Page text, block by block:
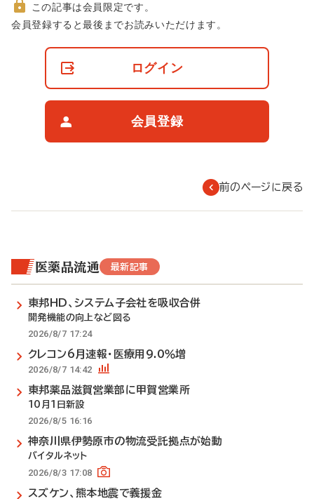
非
この記事は会員限定です。
会員登録すると最後までお読みいただけます。
ログイン
会員登録
前のページに戻る
医薬品流通 最新記事
東邦HD、システム子会社を吸収合併
開発機能の向上など図る
2026/8/7 17:24
クレコン6月速報・医療用9.0％増
2026/8/7 14:42
東邦薬品滋賀営業部に甲賀営業所
10月1日新設
2026/8/5 16:16
神奈川県伊勢原市の物流受託拠点が始動
バイタルネット
2026/8/3 17:08
スズケン、熊本地震で義援金